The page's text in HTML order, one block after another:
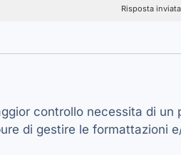
Risposta
controllo necessita di un
di gestire le formattazioni